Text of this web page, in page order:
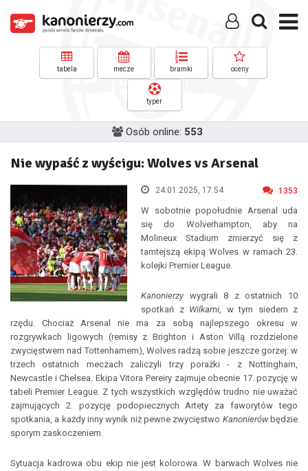
tabela mecze bramki oceny
typer
Osób online: 553
Nie wypaść z wyścigu: Wolves vs Arsenal
24.01.2025, 17:54 1353
W sobotnie popołudnie Arsenal uda
się do Wolverhampton, aby na
Molineux Stadium zmierzyć się z
tamtejszą ekipą Wolves w ramach 23.
kolejki Premier League.
Kanonierzywygrali 8 z ostatnich 10
spotkań z Wilkami, w tym siedem z
rzędu. Chociaż Arsenal nie ma za sobą najlepszego okresu w
rozgrywkach ligowych (remisy z Brighton i Aston Villą rozdzielone
zwycięstwem nad Tottenhamem), Wolves radzą sobie jeszcze gorzej: w
trzech ostatnich meczach zaliczyli trzy porażki - z Nottingham,
Newcastle i Chelsea. Ekipa Vitora Pereiry zajmuje obecnie 17. pozycję w
tabeli Premier League. Z tych wszystkich względów trudno nie uważać
zajmujących 2. pozycję podopiecznych Artety za faworytów tego
spotkania, a każdy inny wynik niż pewne zwycięstwo Kanonierówbędzie
sporym zaskoczeniem.
Sytuacja kadrowa obu ekip nie jest kolorowa. W barwach Wolves nie